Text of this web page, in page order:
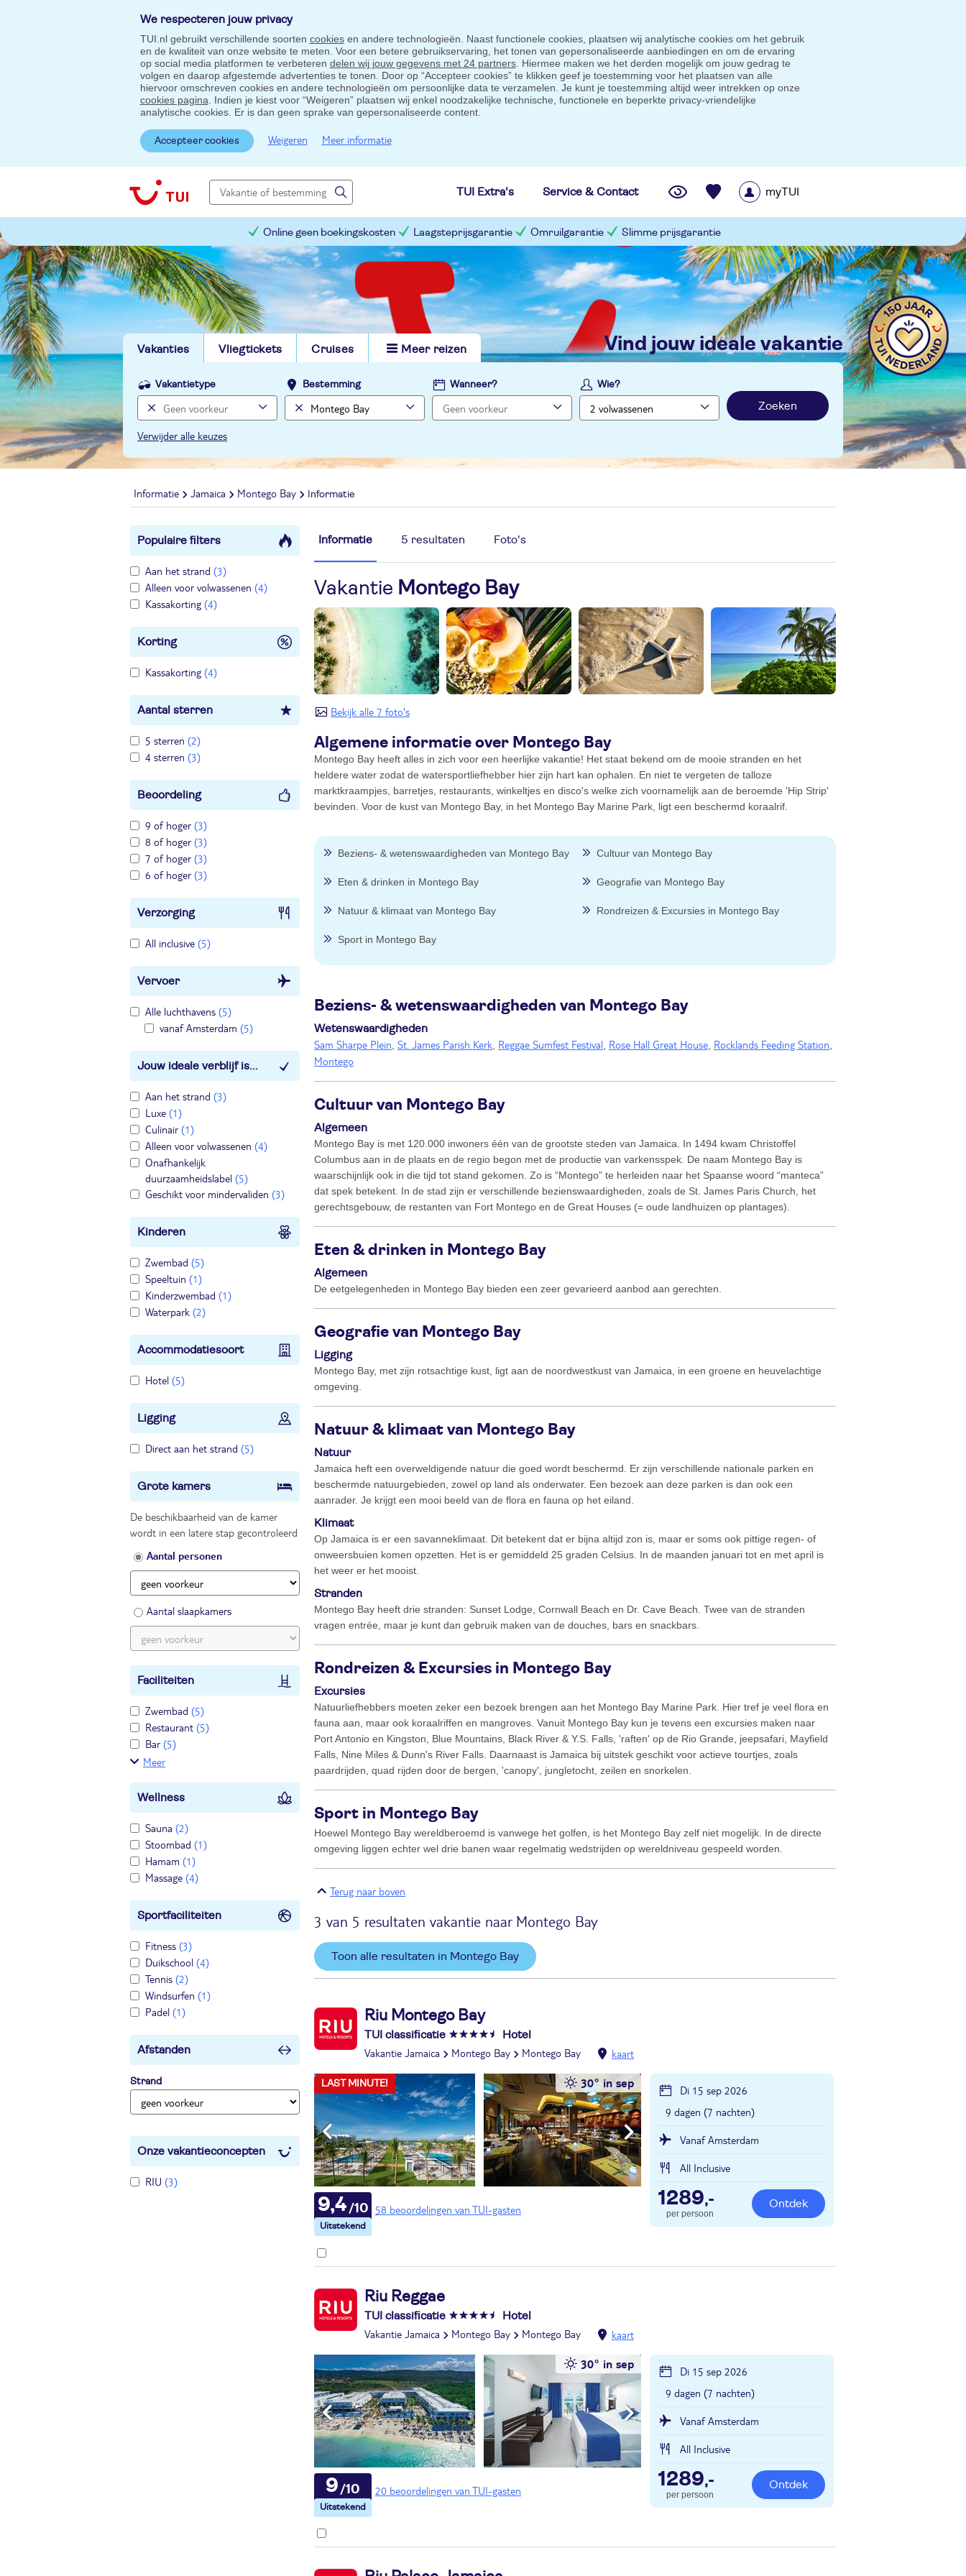
We respecteren jouw privacy
TUI.nl gebruikt verschillende soorten cookiesen andere technologieën. Naast functionele cookies, plaatsen wij analytische cookies om het gebruik
en de kwaliteit van onze website te meten. Voor een betere gebruikservaring, het tonen van gepersonaliseerde aanbiedingen en om de ervaring
op social media platformen te verbeteren delen wij jouw gegevens met 24 partners. Hiermee maken we het derden mogelijk om jouw gedrag te
volgen en daarop afgestemde advertenties te tonen. Door op “Accepteer cookies” te klikken geef je toestemming voor het plaatsen van alle
hiervoor omschreven cookies en andere technologieën om persoonlijke data te verzamelen. Je kunt je toestemming altijd weer intrekken op onze
cookies pagina . Indien je kiest voor “Weigeren” plaatsen wij enkel noodzakelijke technische, functionele en beperkte privacy-vriendelijke
analytische cookies. Er is dan geen sprake van gepersonaliseerde content.
Accepteer cookies Weigeren Meer informatie
TUI Extra's Service & Contact myTUI
Online geen boekingskosten Laagsteprijsgarantie Omruilgarantie Slimme prijsgarantie
Vakanties Vliegtickets Cruises Meer reizen vind jouw ideale vakantie
Vakantietype Bestemming Wanneer? Wie?
Zoeken
Verwijder alle keuzes
Informatie Jamaica Montego Bay Informatie
Populaire filters
Aan het strand (3)
Alleen voor volwassenen (4)
Kassakorting (4)
Korting
Kassakorting (4)
Aantal sterren
5 sterren (2)
4 sterren (3)
Beoordeling
9 of hoger(3)
8 of hoger(3)
7 of hoger(3)
6 of hoger(3)
Verzorging
All inclusive (5)
Vervoer
Alle luchthavens (5)
vanaf Amsterdam (5)
Jouw ideale verblijf is...
Aan het strand (3)
Luxe (1)
Culinair(1)
Alleen voor volwassenen (4)
Onafhankelijk
duurzaamheidslabel (5)
Geschikt voor mindervaliden (3)
Kinderen
Zwembad (5)
Speeltuin (1)
Kinderzwembad (1)
Waterpark (2)
Accommodatiesoort
Hotel (5)
Ligging
Direct aan het strand (5)
Grote kamers
De beschikbaarheid van de kamer
wordt in een latere stap gecontroleerd
Aantal personen
Aantal slaapkamers
Faciliteiten
Zwembad (5)
Restaurant (5)
Bar(5)
Meer
Wellness
Sauna (2)
Stoombad (1)
Hamam (1)
Massage (4)
Sportfaciliteiten
Fitness (3)
Duikschool (4)
Tennis (2)
Windsurfen (1)
Padel (1)
Afstanden
Strand
Onze vakantieconcepten
RIU (3)
Informatie 5 resultaten Foto's
Vakantie Montego Bay
Bekijk alle 7 foto's
Algemene informatie over Montego Bay
Montego Bay heeft alles in zich voor een heerlijke vakantie! Het staat bekend om de mooie stranden en het
heldere water zodat de watersportliefhebber hier zijn hart kan ophalen. En niet te vergeten de talloze
marktkraampjes, barretjes, restaurants, winkeltjes en disco's welke zich voornamelijk aan de beroemde 'Hip Strip'
bevinden. Voor de kust van Montego Bay, in het Montego Bay Marine Park, ligt een beschermd koraalrif.
Beziens- & wetenswaardigheden van Montego Bay Cultuur van Montego Bay
Eten & drinken in Montego Bay Geografie van Montego Bay
Natuur & klimaat van Montego Bay Rondreizen & Excursies in Montego Bay
Sport in Montego Bay
Beziens- & wetenswaardigheden van Montego Bay
Wetenswaardigheden
Sam Sharpe Plein St. James Parish Kerk Reggae Sumfest Festival Rose Hall Great House Rocklands Feeding Station
Montego
Cultuur van Montego Bay
Algemeen
Montego Bay is met 120.000 inwoners één van de grootste steden van Jamaica. In 1494 kwam Christoffel
Columbus aan in de plaats en de regio begon met de productie van varkensspek. De naam Montego Bay is
waarschijnlijk ook in die tijd tot stand gekomen. Zo is “Montego” te herleiden naar het Spaanse woord “manteca”
dat spek betekent. In de stad zijn er verschillende bezienswaardigheden, zoals de St. James Paris Church, het
gerechtsgebouw, de restanten van Fort Montego en de Great Houses (= oude landhuizen op plantages).
Eten & drinken in Montego Bay
Algemeen
De eetgelegenheden in Montego Bay bieden een zeer gevarieerd aanbod aan gerechten.
Geografie van Montego Bay
Ligging
Montego Bay, met zijn rotsachtige kust, ligt aan de noordwestkust van Jamaica, in een groene en heuvelachtige
omgeving.
Natuur & klimaat van Montego Bay
Natuur
Jamaica heft een overweldigende natuur die goed wordt beschermd. Er zijn verschillende nationale parken en
beschermde natuurgebieden, zowel op land als onderwater. Een bezoek aan deze parken is dan ook een
aanrader. Je krijgt een mooi beeld van de flora en fauna op het eiland.
Klimaat
Op Jamaica is er een savanneklimaat. Dit betekent dat er bijna altijd zon is, maar er soms ook pittige regen- of
onweersbuien komen opzetten. Het is er gemiddeld 25 graden Celsius. In de maanden januari tot en met april is
het weer er het mooist.
Stranden
Montego Bay heeft drie stranden: Sunset Lodge, Cornwall Beach en Dr. Cave Beach. Twee van de stranden
vragen entrée, maar je kunt dan gebruik maken van de douches, bars en snackbars.
Rondreizen & Excursies in Montego Bay
Excursies
Natuurliefhebbers moeten zeker een bezoek brengen aan het Montego Bay Marine Park. Hier tref je veel flora en
fauna aan, maar ook koraalriffen en mangroves. Vanuit Montego Bay kun je tevens een excursies maken naar
Port Antonio en Kingston, Blue Mountains, Black River & Y.S. Falls, 'raften' op de Rio Grande, jeepsafari, Mayfield
Falls, Nine Miles & Dunn's River Falls. Daarnaast is Jamaica bij uitstek geschikt voor actieve tourtjes, zoals
paardrijden, quad rijden door de bergen, 'canopy', jungletocht, zeilen en snorkelen.
Sport in Montego Bay
Hoewel Montego Bay wereldberoemd is vanwege het golfen, is het Montego Bay zelf niet mogelijk. In de directe
omgeving liggen echter wel drie banen waar regelmatig wedstrijden op wereldniveau gespeeld worden.
Terug naar boven
3 van 5 resultaten vakantie naar Montego Bay
Toon alle resultaten in Montego Bay
Riu Montego Bay
TUI classificatie Hotel
Vakantie Jamaica Montego Bay Montego Bay kaart
30° in sep
LAST MINUTE!
58 beoordelingen van TUI-gasten
9,4
Di 15 sep 2026
9 dagen (7 nachten)
Vanaf Amsterdam
All Inclusive
1289,-
per persoon
Ontdek
Riu Reggae
TUI classificatie Hotel
Vakantie Jamaica Montego Bay Montego Bay kaart
30° in sep
20 beoordelingen van TUI-gasten
9
Di 15 sep 2026
9 dagen (7 nachten)
Vanaf Amsterdam
All Inclusive
1289,-
per persoon
Ontdek